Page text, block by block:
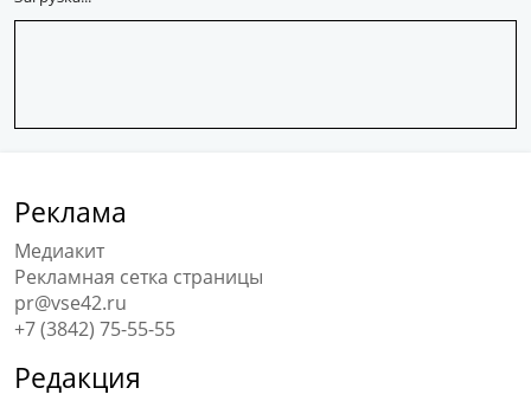
Реклама
Медиакит
Рекламная сетка страницы
pr@vse42.ru
+7 (3842) 75-55-55
Редакция